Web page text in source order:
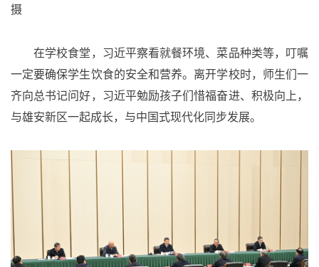
摄
在学校食堂，习近平察看就餐环境、菜品种类等，叮嘱
一定要确保学生饮食的安全和营养。离开学校时，师生们一
齐向总书记问好，习近平勉励孩子们惜福奋进、积极向上，
与雄安新区一起成长，与中国式现代化同步发展。